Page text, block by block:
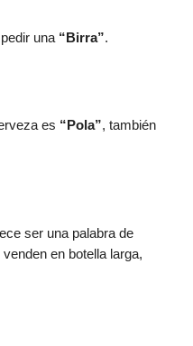
una “Birra”.
es “Pola”, también
ser una palabra de
en botella larga,